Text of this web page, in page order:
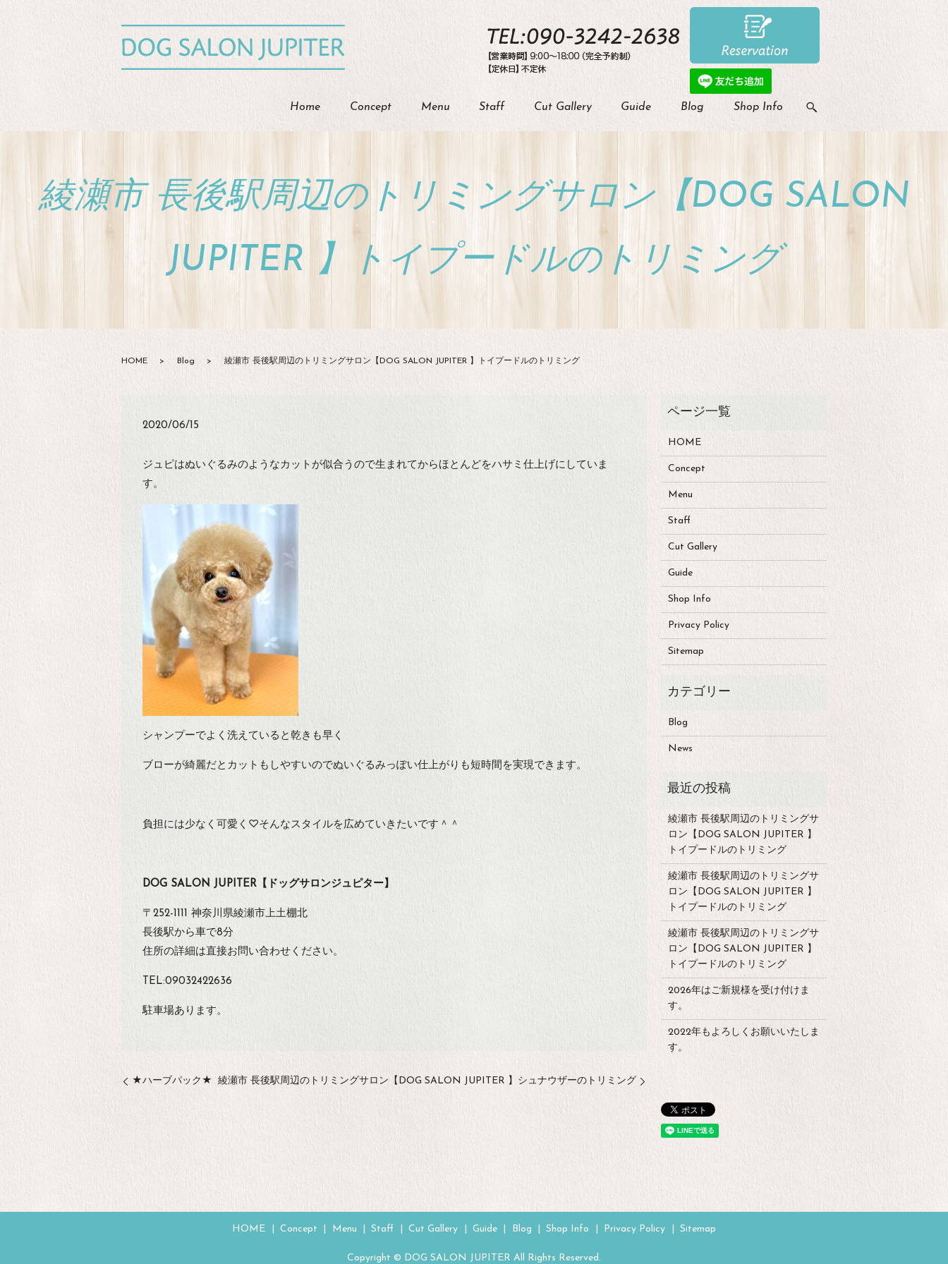
Home Concept Menu Staff Cut Gallery Guide Blog Shop Info
綾瀬市 長後駅周辺のトリミングサロン【DOG SALON
JUPITER 】トイプードルのトリミング
HOME Blog 綾瀬市 長後駅周辺のトリミングサロン【DOG SALON JUPITER 】トイプードルのトリミング
2020/06/15
ジュピはぬいぐるみのようなカットが似合うので生まれてからほとんどをハサミ仕上げにしていま
す。
シャンプーでよく洗えていると乾きも早く
ブローが綺麗だとカットもしやすいのでぬいぐるみっぽい仕上がりも短時間を実現できます。
負担には少なく可愛く♡そんなスタイルを広めていきたいです＾＾
DOG SALON JUPITER【ドッグサロンジュピター】
〒252-1111 神奈川県綾瀬市上土棚北
長後駅から車で8分
住所の詳細は直接お問い合わせください。
TEL:09032422636
駐車場あります。
★ハーブパック★ 綾瀬市 長後駅周辺のトリミングサロン【DOG SALON JUPITER 】シュナウザーのトリミング
HOME
Concept
Menu
Staff
Cut Gallery
Guide
Shop Info
Privacy Policy
Sitemap
Blog
News
綾瀬市 長後駅周辺のトリミングサ
ロン【DOG SALON JUPITER 】
トイプードルのトリミング
綾瀬市 長後駅周辺のトリミングサ
ロン【DOG SALON JUPITER 】
トイプードルのトリミング
綾瀬市 長後駅周辺のトリミングサ
ロン【DOG SALON JUPITER 】
トイプードルのトリミング
2026年はご新規様を受け付けま
す。
2022年もよろしくお願いいたしま
す。
HOME Concept Menu Staff Cut Gallery Guide Blog Shop Info Privacy Policy Sitemap
Copyright © DOG SALON JUPITER All Rights Reserved.